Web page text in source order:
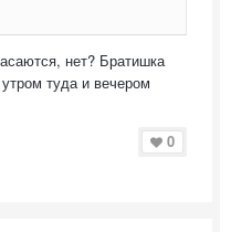
нет? Братишка
туда и вечером
0